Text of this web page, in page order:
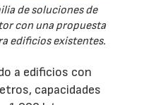
de soluciones de
con una propuesta
edificios existentes.
a edificios con
capacidades